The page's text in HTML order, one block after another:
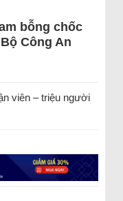
bỗng chốc
Công An
viên – triệu người